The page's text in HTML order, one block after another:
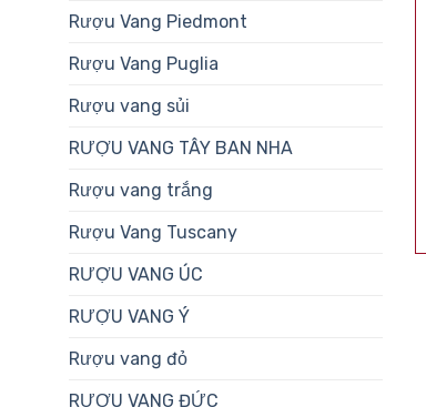
Rượu Vang Piedmont
Rượu Vang Puglia
Rượu vang sủi
RƯỢU VANG TÂY BAN NHA
Rượu vang trắng
Rượu Vang Tuscany
RƯỢU VANG ÚC
RƯỢU VANG Ý
Rượu vang đỏ
RƯỢU VANG ĐỨC